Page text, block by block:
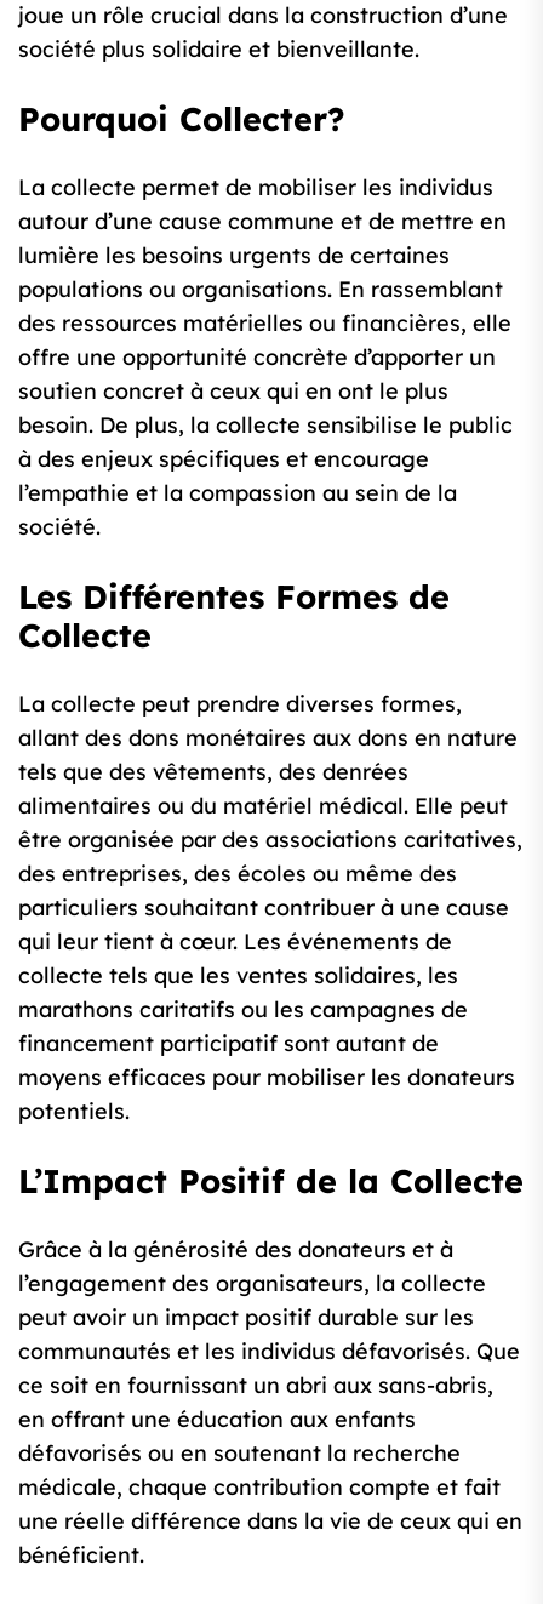
joue un rôle crucial dans la construction d’une
société plus solidaire et bienveillante.
Pourquoi Collecter?
La collecte permet de mobiliser les individus
autour d’une cause commune et de mettre en
lumière les besoins urgents de certaines
populations ou organisations. En rassemblant
des ressources matérielles ou financières, elle
offre une opportunité concrète d’apporter un
soutien concret à ceux qui en ont le plus
besoin. De plus, la collecte sensibilise le public
à des enjeux spécifiques et encourage
l’empathie et la compassion au sein de la
société.
Les Différentes Formes de
Collecte
La collecte peut prendre diverses formes,
allant des dons monétaires aux dons en nature
tels que des vêtements, des denrées
alimentaires ou du matériel médical. Elle peut
être organisée par des associations caritatives,
des entreprises, des écoles ou même des
particuliers souhaitant contribuer à une cause
qui leur tient à cœur. Les événements de
collecte tels que les ventes solidaires, les
marathons caritatifs ou les campagnes de
financement participatif sont autant de
moyens efficaces pour mobiliser les donateurs
potentiels.
L’Impact Positif de la Collecte
Grâce à la générosité des donateurs et à
l’engagement des organisateurs, la collecte
peut avoir un impact positif durable sur les
communautés et les individus défavorisés. Que
ce soit en fournissant un abri aux sans-abris,
en offrant une éducation aux enfants
défavorisés ou en soutenant la recherche
médicale, chaque contribution compte et fait
une réelle différence dans la vie de ceux qui en
bénéficient.